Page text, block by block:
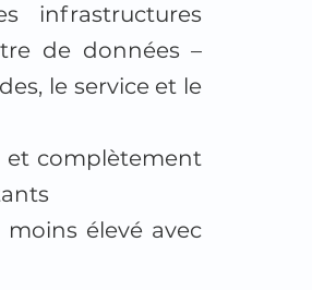
infrastructures
de données –
le service et le
et complètement
élevé avec